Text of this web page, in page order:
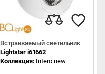
Встраиваемый светильник
Lightstar i61662
Коллекция: Intero new